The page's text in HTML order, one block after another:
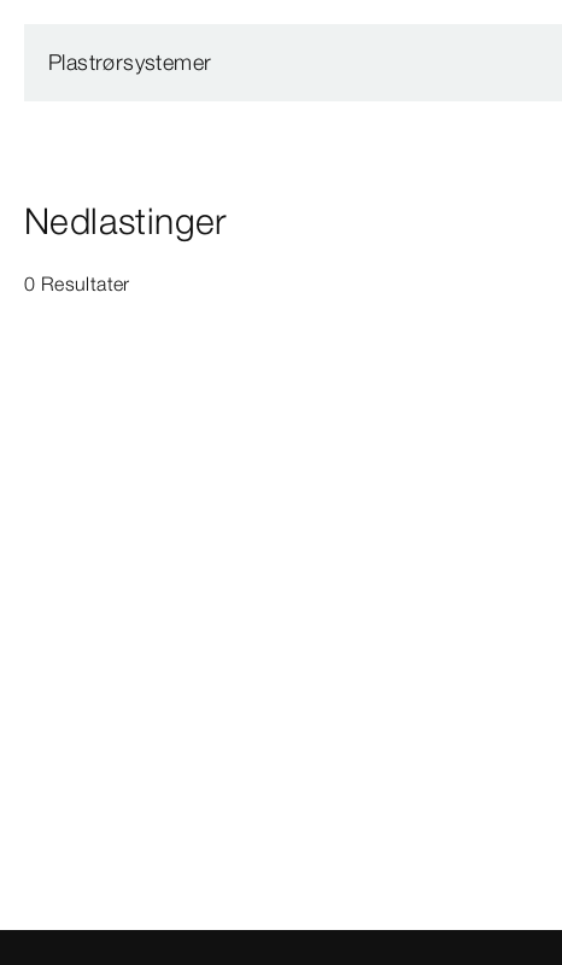
Plastrørsystemer
Nedlastinger
0 Resultater